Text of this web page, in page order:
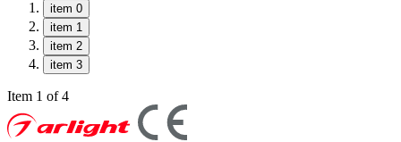
item 0
item 1
item 2
item 3
Item 1 of 4